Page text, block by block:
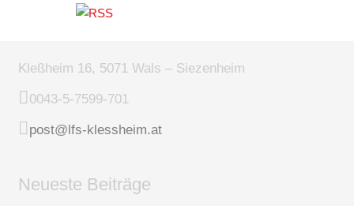
Kleßheim 16, 5071 Wals – Siezenheim
0043-5-7599-701
post@lfs-klessheim.at
Neueste Beiträge